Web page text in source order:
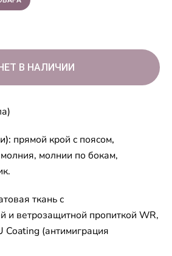
прямой крой с поясом,
молнии по бокам,
ткань с
и ветрозащитной пропиткой WR,
Coating (антимиграция